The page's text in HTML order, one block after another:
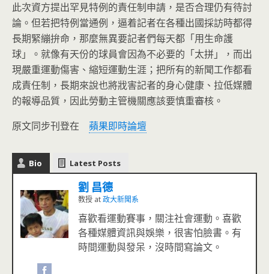
此次資方提出罕見特例的責任制申請，是否合理仍有待討
論。但若把特例當通例，逼着記者在各種出國採訪時都得
長期緊繃拚命，那麼無異要記者們每天都「用生命護
球」。就像有天份的球員會因為不必要的「太拼」，而出
現嚴重運動傷害、縮短運動生涯；把所有的新聞工作都看
成責任制，長期來說也將戕害記者的身心健康、拉低媒體
的報導品質，因此勞動主管機關應該要慎重審核。
原文同步刊登在 蘋果即時論壇
Bio Latest Posts
劉 昌德
教授 at政大新聞系
喜歡看運動賽事，關注社會運動。喜歡
各種媒體資訊與娛樂，很害怕臉書。有
時間運動與發呆，沒時間寫論文。